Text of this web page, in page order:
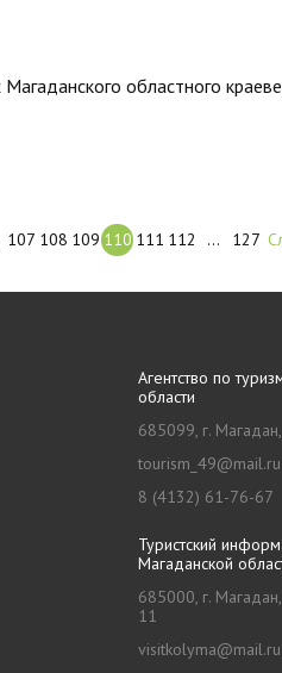
областного
107 108 109110 111 112 … 127
Агентство по
области
685099, г.
tourism_49@mail.ru
8 (4132) 61-76-67
Туристский
Магаданской
685000, г.
11
visitkolyma@mail.ru